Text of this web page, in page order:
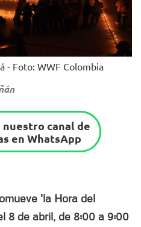
- Foto: WWF Colombia
nuestro canal de
en WhatsApp
'la Hora del
8 de abril, de 8:00 a 9:00